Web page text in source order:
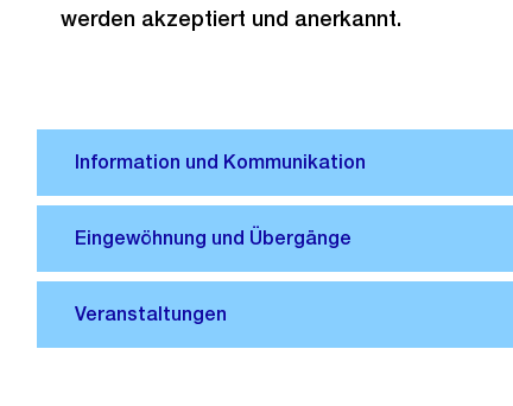
werden akzeptiert und anerkannt.